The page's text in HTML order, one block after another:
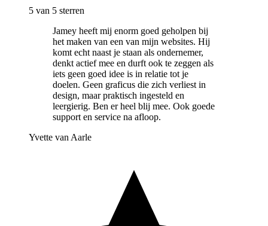
5 van 5 sterren
Jamey heeft mij enorm goed geholpen bij
het maken van een van mijn websites. Hij
komt echt naast je staan als ondernemer,
denkt actief mee en durft ook te zeggen als
iets geen goed idee is in relatie tot je
doelen. Geen graficus die zich verliest in
design, maar praktisch ingesteld en
leergierig. Ben er heel blij mee. Ook goede
support en service na afloop.
Yvette van Aarle